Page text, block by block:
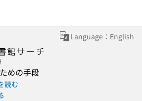
Language：English
めの手段
読む